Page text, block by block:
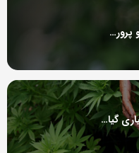
نکات طلایی کاشت و پرورش بادمجان
کوددهی تغذیه و آبیاری گیاه شاهدانه